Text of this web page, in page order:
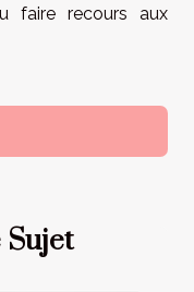
Sujet
faire recours aux